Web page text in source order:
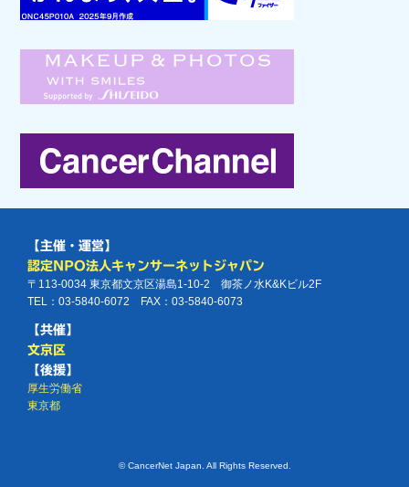
【主催・運営】
認定NPO法人キャンサーネットジャパン
〒113-0034 東京都文京区湯島1-10-2 御茶ノ水K&Kビル2F
TEL：03-5840-6072 FAX：03-5840-6073
【共催】
文京区
【後援】
厚生労働省
東京都
© CancerNet Japan. All Rights Reserved.